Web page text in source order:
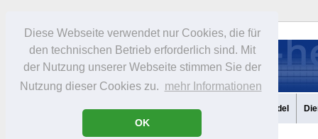
Diese Webseite verwendet nur Cookies, die für
den technischen Betrieb erforderlich sind. Mit
der Nutzung unserer Webseite stimmen Sie der
Nutzung dieser Cookies zu. mehr Informationen
OK
Portrait Infos Freizeit Gastronomie Handel